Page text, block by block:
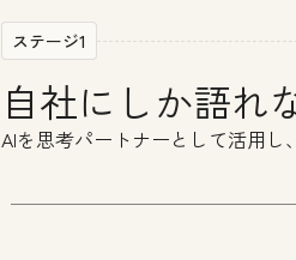
ステージ1
自社にしか語れ
AIを思考パートナーとして活用し